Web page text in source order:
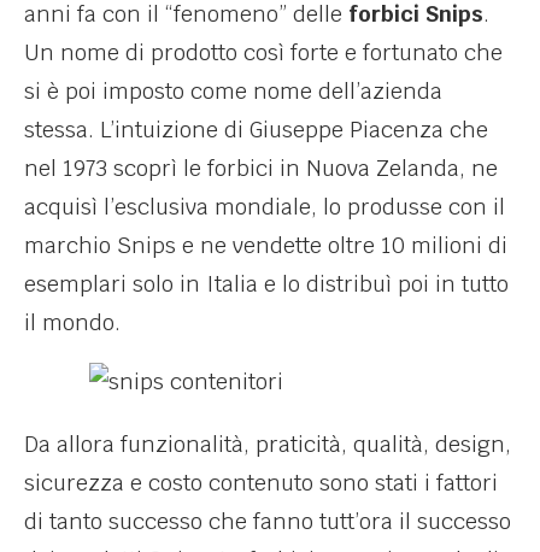
anni fa con il “fenomeno” delle forbici Snips.
Un nome di prodotto così forte e fortunato che
si è poi imposto come nome dell’azienda
stessa. L’intuizione di Giuseppe Piacenza che
nel 1973 scoprì le forbici in Nuova Zelanda, ne
acquisì l’esclusiva mondiale, lo produsse con il
marchio Snips e ne vendette oltre 10 milioni di
esemplari solo in Italia e lo distribuì poi in tutto
il mondo.
Da allora funzionalità, praticità, qualità, design,
sicurezza e costo contenuto sono stati i fattori
di tanto successo che fanno tutt’ora il successo